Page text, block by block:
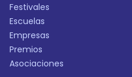
Festivales
Escuelas
Empresas
Premios
Asociaciones